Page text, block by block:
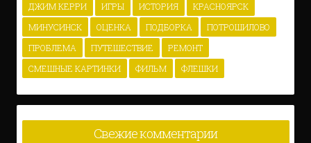
ДЖИМ КЕРРИ
ИГРЫ ИСТОРИЯ
КРАСНОЯРСК
МИНУСИНСК
ОЦЕНКА ПОДБОРКА
ПОТРОШИЛОВО
ПРОБЛЕМА
ПУТЕШЕСТВИЕ
РЕМОНТ
СМЕШНЫЕ КАРТИНКИ
ФИЛЬМ ФЛЕШКИ
Свежие комментарии